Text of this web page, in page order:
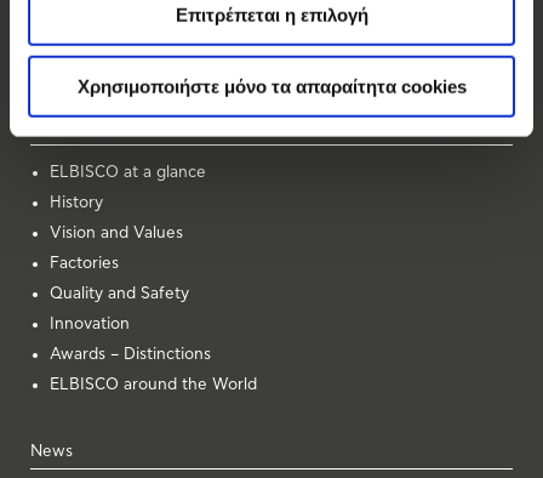
Επιτρέπεται η επιλογή
Χρησιμοποιήστε μόνο τα απαραίτητα cookies
Forma
ELBISCO at a glance
History
Vision and Values
Factories
Quality and Safety
Innovation
Awards – Distinctions
ELBISCO around the World
News